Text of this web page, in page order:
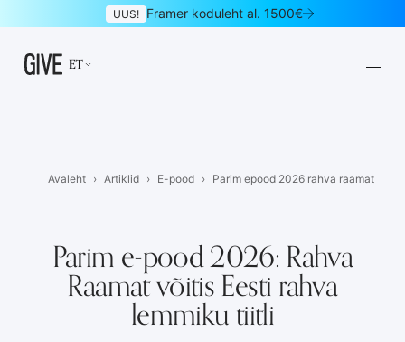
UUS! Framer koduleht al. 1500€
ET
Kodulehed 04Logo ja bränd
UI/UX disain
Avaleht Artiklid E-pood Parim epood 2026 rahva raamat
Parim e-pood 2026: Rahva
Raamat võitis Eesti rahva
lemmiku tiitli